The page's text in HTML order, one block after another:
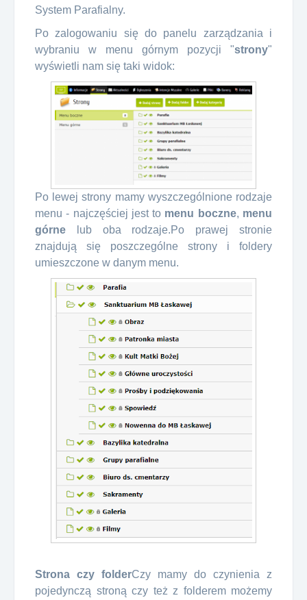
System Parafialny.
Po zalogowaniu się do panelu zarządzania i
wybraniu w menu górnym pozycji "strony"
wyświetli nam się taki widok:
Po lewej strony mamy wyszczególnione rodzaje
menu - najczęściej jest to menu boczne, menu
górne lub oba rodzaje.Po prawej stronie
znajdują się poszczególne strony i foldery
umieszczone w danym menu.
Strona czy folderCzy mamy do czynienia z
pojedynczą stroną czy też z folderem możemy